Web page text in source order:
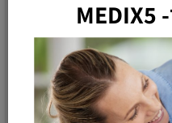
חיתול אברי פורם S2
₪
105